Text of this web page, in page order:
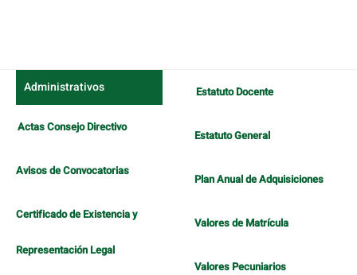
Administrativos
Actas Consejo Directivo
Avisos de Convocatorias
Certificado de Existencia y
Representación Legal
Estatuto Docente
Estatuto General
Plan Anual de Adquisiciones
Valores de Matrícula
Valores Pecuniarios